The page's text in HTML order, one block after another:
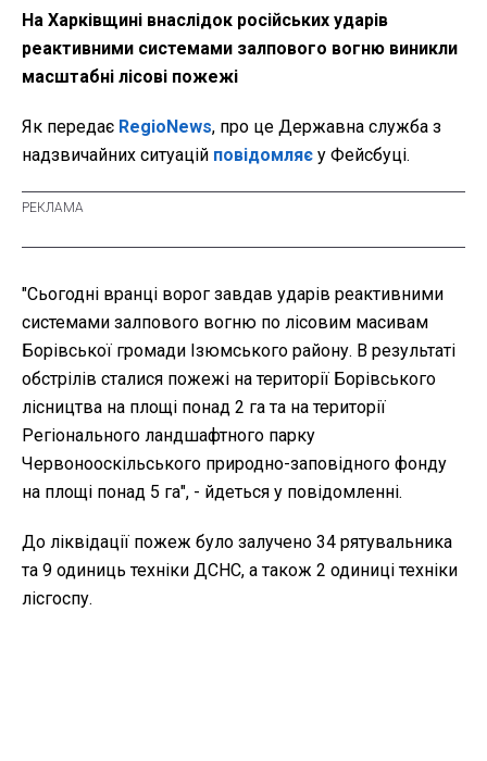
На Харківщині внаслідок російських ударів
реактивними системами залпового вогню виникли
масштабні лісові пожежі
Як передає RegioNews, про це Державна служба з
надзвичайних ситуацій повідомляє у Фейсбуці.
"Сьогодні вранці ворог завдав ударів реактивними
системами залпового вогню по лісовим масивам
Борівської громади Ізюмського району. В результаті
обстрілів сталися пожежі на території Борівського
лісництва на площі понад 2 га та на території
Регіонального ландшафтного парку
Червонооскільського природно-заповідного фонду
на площі понад 5 га", - йдеться у повідомленні.
До ліквідації пожеж було залучено 34 рятувальника
та 9 одиниць техніки ДСНС, а також 2 одиниці техніки
лісгоспу.